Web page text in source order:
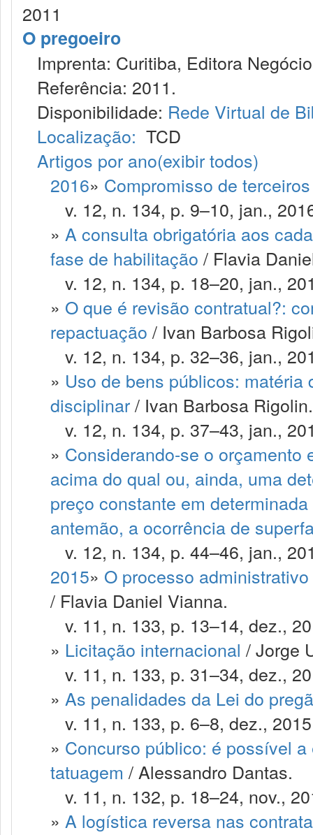
2011
O pregoeiro
Imprenta: Curitiba, Editora
Referência: 2011.
Disponibilidade: Rede Virtual de
Localização: TCD
Artigos por ano(exibir todos)
2016» Compromisso de
v. 12, n. 134, p. 9–10, jan.,
» A consulta obrigatória aos
fase de habilitação / Flavia
v. 12, n. 134, p. 18–20, jan.,
» O que é revisão contratual?:
repactuação / Ivan Barbosa
v. 12, n. 134, p. 32–36, jan.,
» Uso de bens públicos:
disciplinar/ Ivan Barbosa Rigolin.
v. 12, n. 134, p. 37–43, jan.,
» Considerando-se o
acima do qual ou, ainda, uma
preço constante em
antemão, a ocorrência de
v. 12, n. 134, p. 44–46, jan.,
2015» O processo
/ Flavia Daniel Vianna.
v. 11, n. 133, p. 13–14, dez.,
» Licitação internacional / Jorge
v. 11, n. 133, p. 31–34, dez.,
» As penalidades da Lei do
v. 11, n. 133, p. 6–8, dez.,
» Concurso público: é possível
tatuagem / Alessandro Dantas.
v. 11, n. 132, p. 18–24, nov.,
» A logística reversa nas